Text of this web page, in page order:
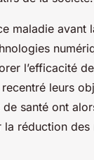
maladie
l’efficacité
leurs
santé ont
la réduction